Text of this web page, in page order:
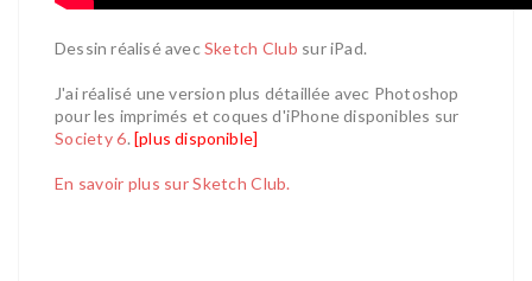
Dessin réalisé avecSketch Club sur iPad.
J'ai réalisé une version plus détaillée avec Photoshop
pour les imprimés et coques d'iPhone disponibles sur
Society 6. [plus disponible]
En savoir plus sur Sketch Club.